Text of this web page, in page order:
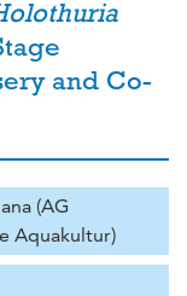
and Co-
(AG
Aquakultur)